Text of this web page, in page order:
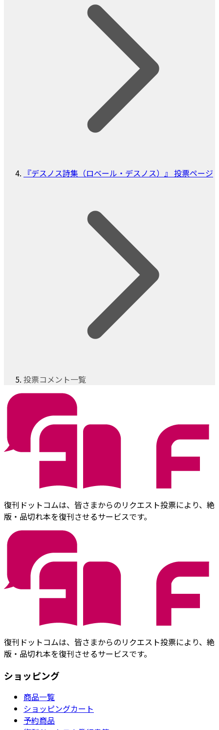
『デスノス詩集（ロベール・デスノス）』 投票ページ
投票コメント一覧
復刊ドットコムは、皆さまからのリクエスト投票により、絶
版・品切れ本を復刊させるサービスです。
復刊ドットコムは、皆さまからのリクエスト投票により、絶
版・品切れ本を復刊させるサービスです。
ショッピング
商品一覧
ショッピングカート
予約商品